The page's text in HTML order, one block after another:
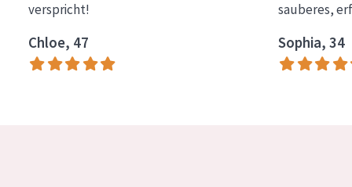
Empfindliche Haut
verspricht!
Chloe, 47
sauberes,
Sophia, 34